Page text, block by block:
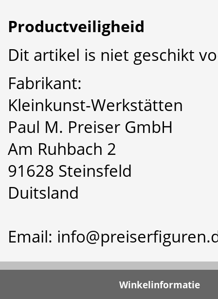
Productveiligheid
Dit artikel is niet geschikt
Fabrikant:
Kleinkunst-Werkstätten
Paul M. Preiser GmbH
Am Ruhbach 2
91628 Steinsfeld
Duitsland
Email:
Winkelinformatie